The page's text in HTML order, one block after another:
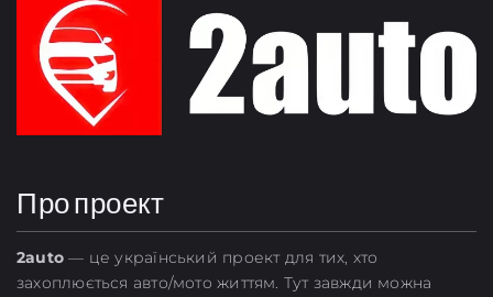
Про проект
2auto — це український проект для тих, хто
захоплюється авто/мото життям. Тут завжди можна